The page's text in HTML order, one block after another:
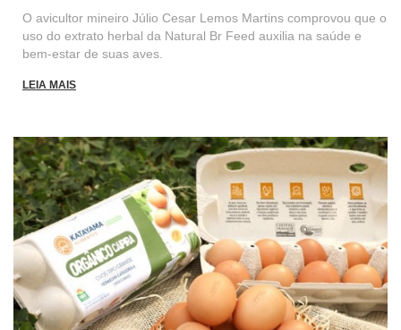
O avicultor mineiro Júlio Cesar Lemos Martins comprovou que o
uso do extrato herbal da Natural Br Feed auxilia na saúde e
bem-estar de suas aves.
LEIA MAIS